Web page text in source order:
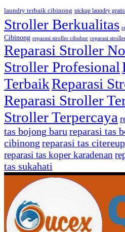
laundry terbaik cibinong pickup laundry
Stroller Berkualitas
Cibinong reparasi stroller cibubur reparasi
Reparasi Stroller
Stroller Profesional
TerbaikReparasi
Reparasi Stroller
Stroller Terpercaya
tas bojong baru reparasi tas
cibinong reparasi tas citereup
reparasi tas koper karadenan
tas sukahati